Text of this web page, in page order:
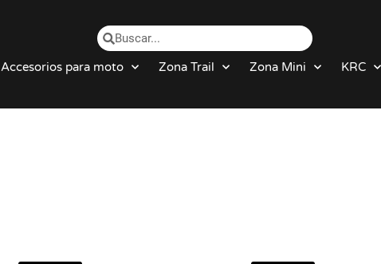
Accesorios para moto Zona Trail Zona Mini KRC